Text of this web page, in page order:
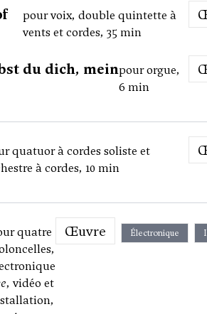
pour voix, double quintette à
vents et cordes, 35 min
du dich, meinpour orgue,
6 min
quatuor à cordes soliste et
à cordes, 10 min
quatre
, vidéo et
Œuvre Électronique